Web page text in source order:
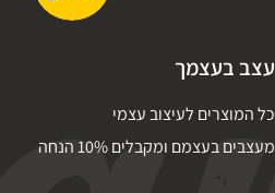
עצב בעצמך
כל המוצרים לעיצוב עצמי
מעצבים בעצמם ומקבלים 10% הנחה